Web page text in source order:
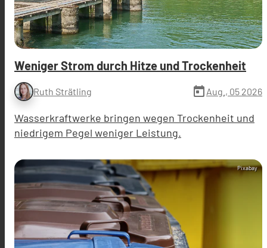
Weniger Strom durch Hitze und Trockenheit
Ruth Strätling today Aug., 05 2026
Wasserkraftwerke bringen wegen Trockenheit und
niedrigem Pegel weniger Leistung.
Pixabay